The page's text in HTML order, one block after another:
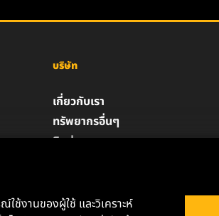
บริษัท
เกี่ยวกับเรา
ทรัพยากรอื่นๆ
ติดต่อเรา
ประกาศด้านกฎหมาย
ช้งานของผู้ใช้ และวิเคราะห์